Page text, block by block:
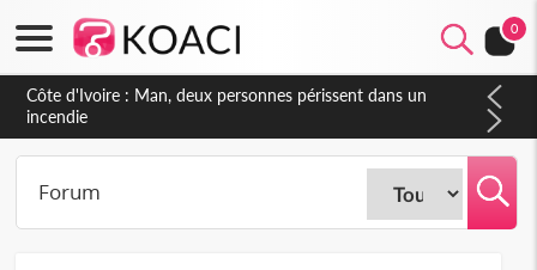
0
Côte d'Ivoire : Séileu, la célébration de la fête nationale
transformée en vaste campagne contre les produits
dépigmentants dangereux